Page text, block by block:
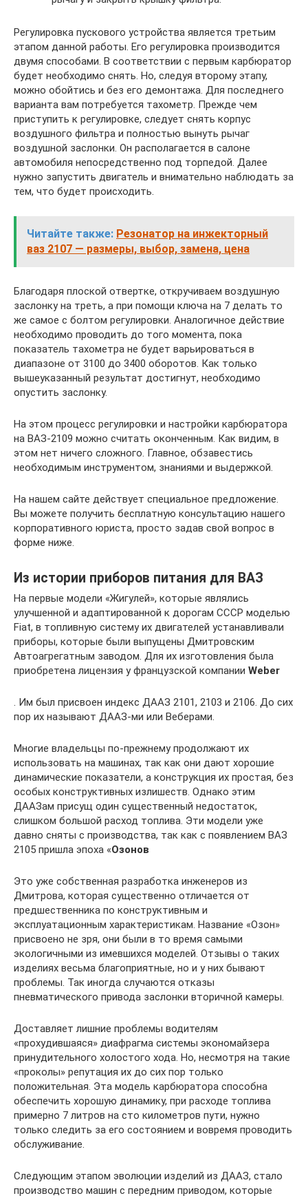
Регулировка пускового устройства является третьим
этапом данной работы. Его регулировка производится
двумя способами. В соответствии с первым карбюратор
будет необходимо снять. Но, следуя второму этапу,
можно обойтись и без его демонтажа. Для последнего
варианта вам потребуется тахометр. Прежде чем
приступить к регулировке, следует снять корпус
воздушного фильтра и полностью вынуть рычаг
воздушной заслонки. Он располагается в салоне
автомобиля непосредственно под торпедой. Далее
нужно запустить двигатель и внимательно наблюдать за
тем, что будет происходить.
Читайте также: Резонатор на инжекторный
ваз 2107 — размеры, выбор, замена, цена
Благодаря плоской отвертке, откручиваем воздушную
заслонку на треть, а при помощи ключа на 7 делать то
же самое с болтом регулировки. Аналогичное действие
необходимо проводить до того момента, пока
показатель тахометра не будет варьироваться в
диапазоне от 3100 до 3400 оборотов. Как только
вышеуказанный результат достигнут, необходимо
опустить заслонку.
На этом процесс регулировки и настройки карбюратора
на ВАЗ-2109 можно считать оконченным. Как видим, в
этом нет ничего сложного. Главное, обзавестись
необходимым инструментом, знаниями и выдержкой.
На нашем сайте действует специальное предложение.
Вы можете получить бесплатную консультацию нашего
корпоративного юриста, просто задав свой вопрос в
форме ниже.
Из истории приборов питания для ВАЗ
На первые модели «Жигулей», которые являлись
улучшенной и адаптированной к дорогам СССР моделью
Fiat, в топливную систему их двигателей устанавливали
приборы, которые были выпущены Дмитровским
Автоагрегатным заводом. Для их изготовления была
приобретена лицензия у французской компании Weber
. Им был присвоен индекс ДААЗ 2101, 2103 и 2106. До сих
пор их называют ДААЗ-ми или Веберами.
Многие владельцы по-прежнему продолжают их
использовать на машинах, так как они дают хорошие
динамические показатели, а конструкция их простая, без
особых конструктивных излишеств. Однако этим
ДААЗам присущ один существенный недостаток,
слишком большой расход топлива. Эти модели уже
давно сняты с производства, так как с появлением ВАЗ
2105 пришла эпоха «Озонов
Это уже собственная разработка инженеров из
Дмитрова, которая существенно отличается от
предшественника по конструктивным и
эксплуатационным характеристикам. Название «Озон»
присвоено не зря, они были в то время самыми
экологичными из имевшихся моделей. Отзывы о таких
изделиях весьма благоприятные, но и у них бывают
проблемы. Так иногда случаются отказы
пневматического привода заслонки вторичной камеры.
Доставляет лишние проблемы водителям
«прохудившаяся» диафрагма системы экономайзера
принудительного холостого хода. Но, несмотря на такие
«проколы» репутация их до сих пор только
положительная. Эта модель карбюратора способна
обеспечить хорошую динамику, при расходе топлива
примерно 7 литров на сто километров пути, нужно
только следить за его состоянием и вовремя проводить
обслуживание.
Следующим этапом эволюции изделий из ДААЗ, стало
производство машин с передним приводом, которые